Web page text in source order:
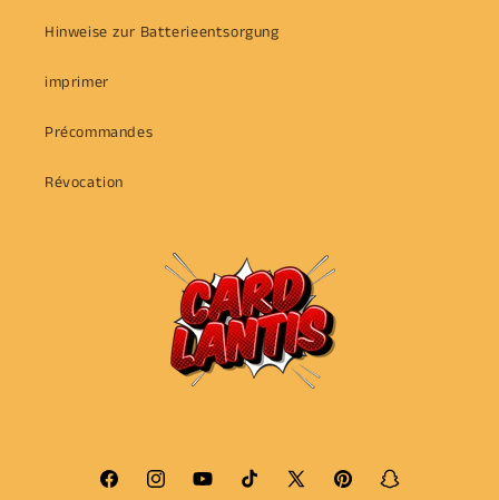
Hinweise zur Batterieentsorgung
imprimer
Précommandes
Révocation
FacebookInstagramYouTubeTikTok X PinterestSnapchat